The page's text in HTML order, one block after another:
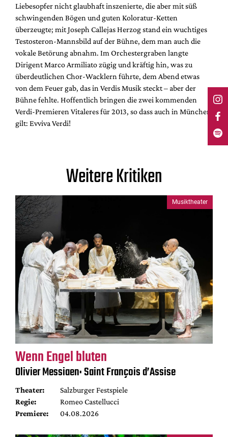
Liebesopfer nicht glaubhaft inszenierte, die aber mit süß
schwingenden Bögen und guten Koloratur-Ketten
überzeugte; mit Joseph Callejas Herzog stand ein wuchtiges
Testosteron-Mannsbild auf der Bühne, dem man auch die
vokale Betörung abnahm. Im Orchestergraben langte
Dirigent Marco Armiliato zügig und kräftig hin, was zu
überdeutlichen Chor-Wacklern führte, dem Abend etwas
von dem Feuer gab, das in Verdis Musik steckt – aber der
Bühne fehlte. Hoffentlich bringen die zwei kommenden
Verdi-Premieren Vitaleres für 2013, so dass auch in München
gilt: Evviva Verdi!
Weitere Kritiken
Musiktheater
Wenn Engel bluten
Olivier Messiaen: Saint François d’Assise
Theater:
Salzburger Festspiele
Regie:
Romeo Castellucci
Premiere:
04.08.2026